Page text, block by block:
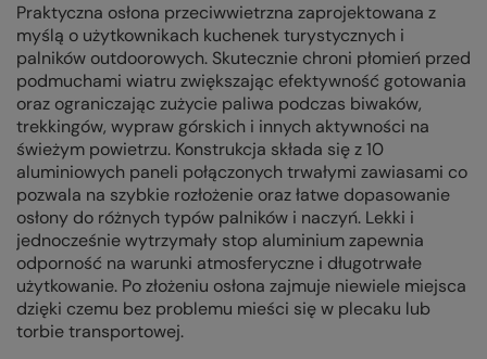
Praktyczna osłona przeciwwietrzna zaprojektowana z
myślą o użytkownikach kuchenek turystycznych i
palników outdoorowych. Skutecznie chroni płomień przed
podmuchami wiatru zwiększając efektywność gotowania
oraz ograniczając zużycie paliwa podczas biwaków,
trekkingów, wypraw górskich i innych aktywności na
świeżym powietrzu. Konstrukcja składa się z 10
aluminiowych paneli połączonych trwałymi zawiasami co
pozwala na szybkie rozłożenie oraz łatwe dopasowanie
osłony do różnych typów palników i naczyń. Lekki i
jednocześnie wytrzymały stop aluminium zapewnia
odporność na warunki atmosferyczne i długotrwałe
użytkowanie. Po złożeniu osłona zajmuje niewiele miejsca
dzięki czemu bez problemu mieści się w plecaku lub
torbie transportowej.